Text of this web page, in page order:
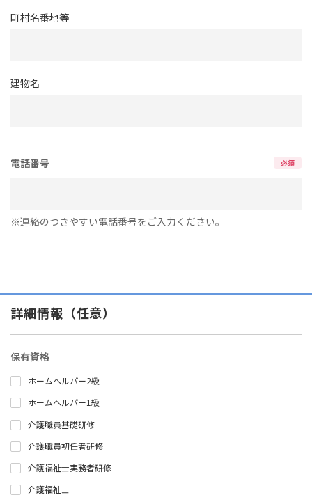
町村名番地等
建物名
電話番号 必須
※連絡のつきやすい電話番号をご入力ください。
詳細情報（任意）
保有資格
ホームヘルパー2級
ホームヘルパー1級
介護職員基礎研修
介護職員初任者研修
介護福祉士実務者研修
介護福祉士